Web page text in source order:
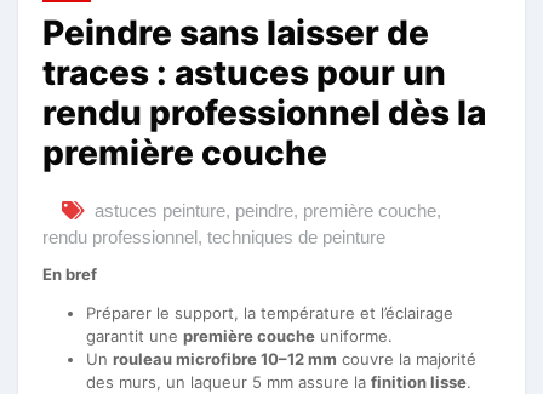
Peindre sans laisser de
traces : astuces pour un
rendu professionnel dès la
première couche
astuces peinture, peindre, première couche,
rendu professionnel, techniques de peinture
En bref
Préparer le support, la température et l’éclairage
garantit une première couche uniforme.
Un rouleau microfibre 10–12 mm couvre la majorité
des murs, un laqueur 5 mm assure la finition lisse.